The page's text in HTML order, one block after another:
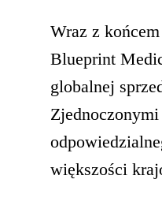
Wraz z
Blueprint
globalnej
większości